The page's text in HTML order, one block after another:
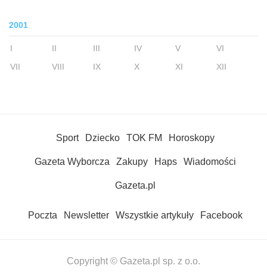
2001
I II III IV V
VI
VII
VIII IX X XI XII
Sport Dziecko TOK FM Horoskopy
Gazeta Wyborcza Zakupy Haps Wiadomości
Gazeta.pl
Poczta Newsletter Wszystkie artykuły Facebook
Copyright © Gazeta.pl sp. z o.o.